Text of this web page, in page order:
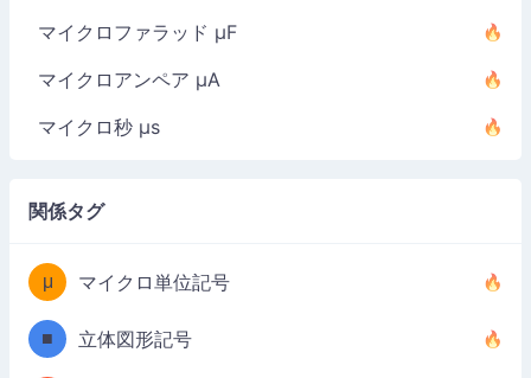
マイクロファラッド µF
マイクロアンペア µA
マイクロ秒 µs
関係タグ
μ マイクロ単位記号
■ 立体図形記号